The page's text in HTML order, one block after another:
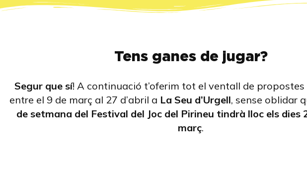
Tens ganes de jugar?
Segur que sí! A continuació t’oferim tot el ventall de
entre el 9 de març al 27 d’abril a La Seu d’Urgell, sense oblidar
de setmana del Festival del Joc del Pirineu tindrà lloc els dies
març.